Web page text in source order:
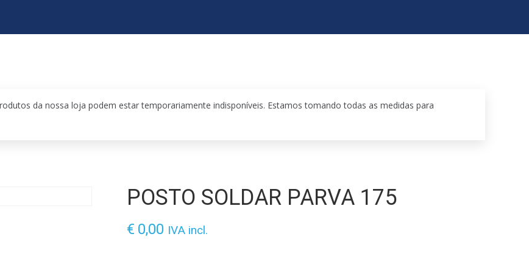
da nossa loja podem estar temporariamente indisponíveis. Estamos tomando todas as medidas para
POSTO SOLDAR PARVA 175
€ 0,00 IVA incl.